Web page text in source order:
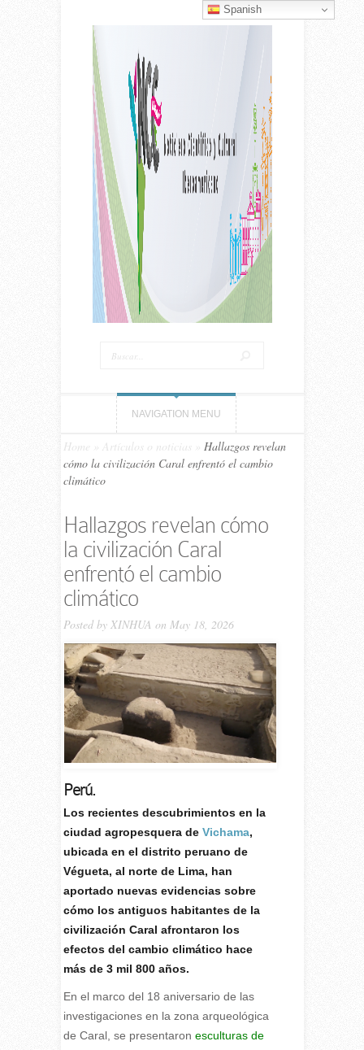
NAVIGATION MENU
Home Artículos o noticias
Hallazgos revelan
cómo la civilización Caral enfrentó el cambio
climático
Hallazgos revelan cómo
la civilización Caral
enfrentó el cambio
climático
Posted by XINHUA on May 18, 2026
Perú.
Los recientes descubrimientos en la
ciudad agropesquera deVichama,
ubicada en el distrito peruano de
Végueta, al norte de Lima, han
aportado nuevas evidencias sobre
cómo los antiguos habitantes de la
civilización Caral afrontaron los
efectos del cambio climático hace
más de 3 mil 800 años.
En el marco del 18 aniversario de las
investigaciones en la zona arqueológica
de Caral, se presentaron esculturas de
Spanish